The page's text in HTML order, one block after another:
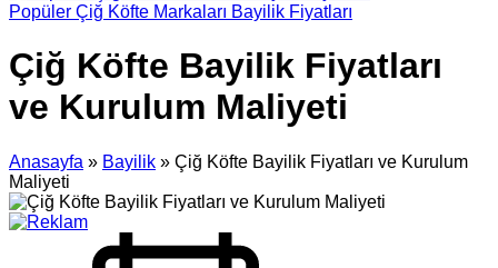
Popüler Çiğ Köfte Markaları Bayilik Fiyatları
Çiğ Köfte Bayilik Fiyatları
ve Kurulum Maliyeti
Anasayfa » Bayilik » Çiğ Köfte Bayilik Fiyatları ve Kurulum
Maliyeti